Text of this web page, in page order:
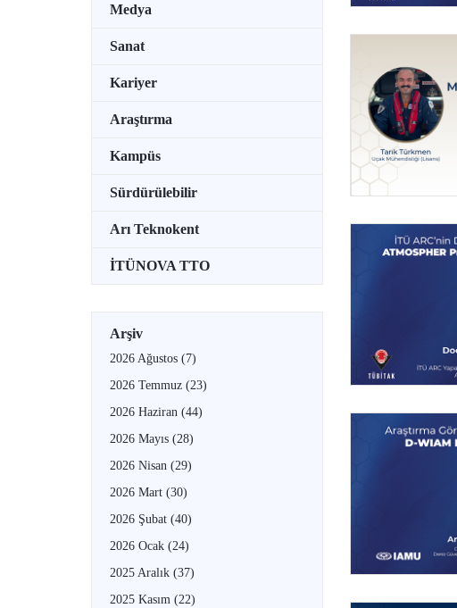
Medya
Sanat
Kariyer
Araştırma
Kampüs
Sürdürülebilir
Arı Teknokent
İTÜNOVA TTO
Arşiv
2026 Ağustos (7)
2026 Temmuz (23)
2026 Haziran (44)
2026 Mayıs (28)
2026 Nisan (29)
2026 Mart (30)
2026 Şubat (40)
2026 Ocak (24)
2025 Aralık (37)
2025 Kasım (22)